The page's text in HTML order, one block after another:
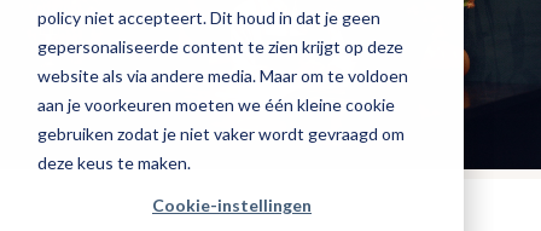
policy niet accepteert. Dit houd in dat je geen
gepersonaliseerde content te zien krijgt op deze
website als via andere media. Maar om te voldoen
aan je voorkeuren moeten we één kleine cookie
gebruiken zodat je niet vaker wordt gevraagd om
deze keus te maken.
Cookie-instellingen
promotioneel,personeel